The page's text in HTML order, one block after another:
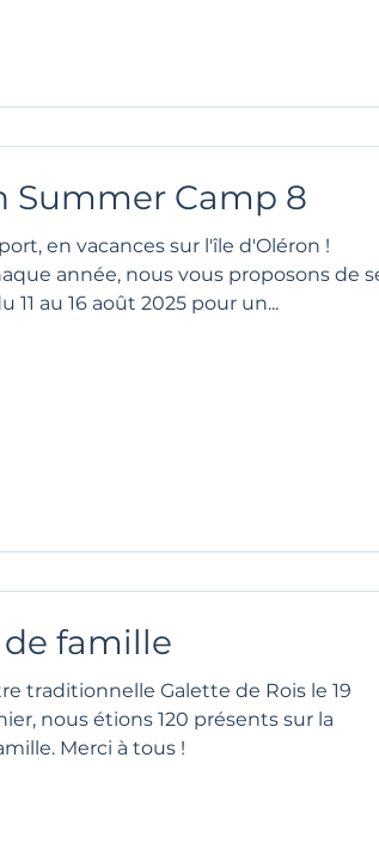
Summer Camp 8
en vacances sur l'île d'Oléron !
année, nous vous proposons de
11 au 16 août 2025 pour un...
famille
traditionnelle Galette de Rois le 19
nous étions 120 présents sur la
Merci à tous !